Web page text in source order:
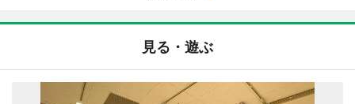
見る・遊ぶ